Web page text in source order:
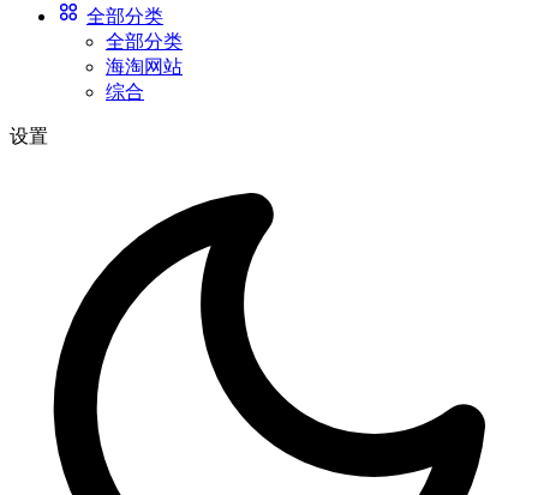
全部分类
全部分类
海淘网站
综合
设置